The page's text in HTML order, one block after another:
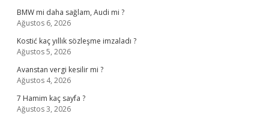
BMW mi daha sağlam, Audi mi ?
Ağustos 6, 2026
Kostić kaç yıllık sözleşme imzaladı ?
Ağustos 5, 2026
Avanstan vergi kesilir mi ?
Ağustos 4, 2026
7 Hamim kaç sayfa ?
Ağustos 3, 2026